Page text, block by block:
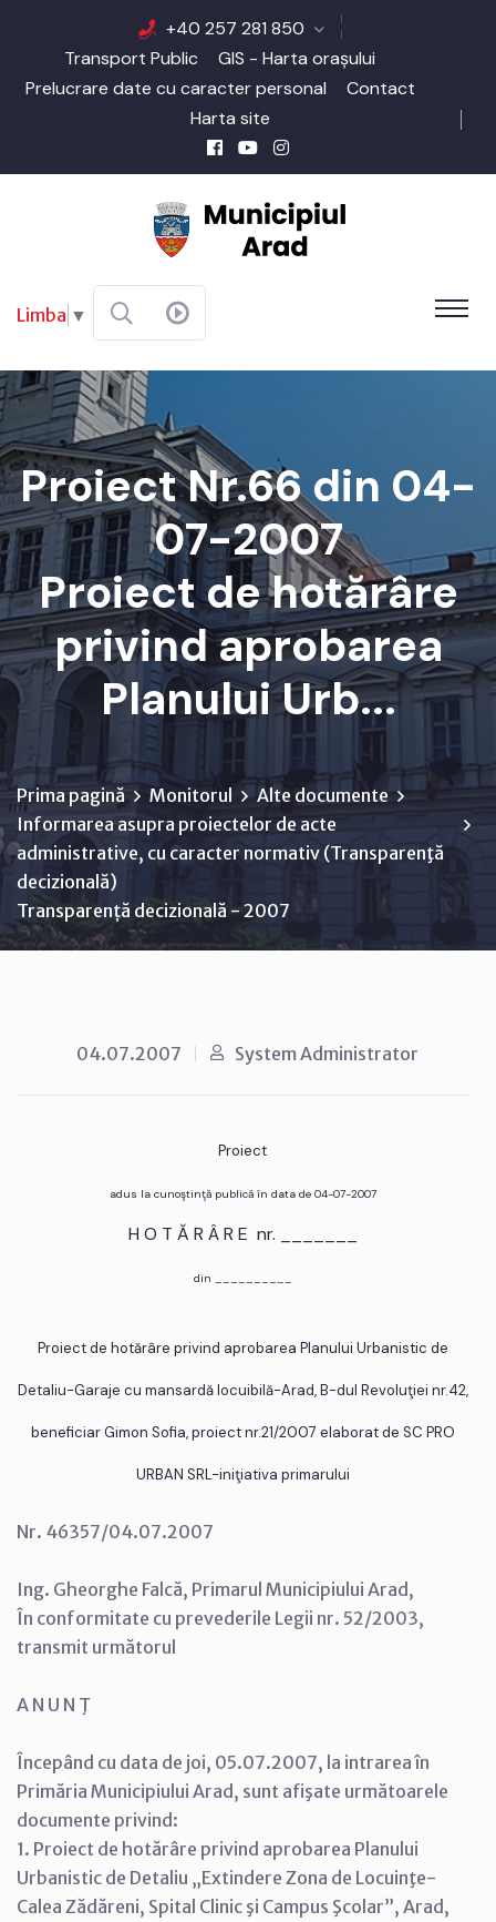
+40 257 281 850
Transport Public
GIS - Harta orașului
Prelucrare date cu caracter personal
Contact
Harta site
Limba ▼
Proiect Nr.66 din 04-
07-2007
Proiect de hotărâre
privind aprobarea
Planului Urb...
Prima pagină Monitorul
Alte documente
Informarea asupra proiectelor de acte
administrative, cu caracter normativ (Transparenţă
decizională)
Transparență decizională - 2007
04.07.2007 System Administrator
Proiect
adus la cunoştinţă publică în data de 04-07-2007
H O T Ă R Â R E nr. _______
din __________
Proiect de hotărâre privind aprobarea Planului Urbanistic de
Detaliu-Garaje cu mansardă locuibilă-Arad, B-dul Revoluţiei nr.42,
beneficiar Gimon Sofia, proiect nr.21/2007 elaborat de SC PRO
URBAN SRL-iniţiativa primarului
Nr. 46357/04.07.2007
Ing. Gheorghe Falcă, Primarul Municipiului Arad,
În conformitate cu prevederile Legii nr. 52/2003,
transmit următorul
A N U N Ţ
Începând cu data de joi, 05.07.2007, la intrarea în
Primăria Municipiului Arad, sunt afişate următoarele
documente privind:
1. Proiect de hotărâre privind aprobarea Planului
Urbanistic de Detaliu „Extindere Zona de Locuinţe-
Calea Zădăreni, Spital Clinic şi Campus Şcolar”, Arad,